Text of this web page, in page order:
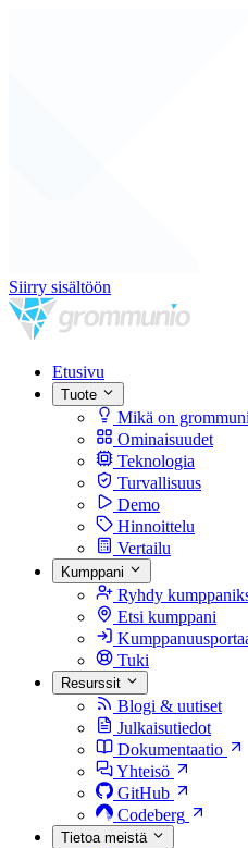
Siirry sisältöön
Etusivu
Tuote
Mikä on
Ominaisuudet
Teknologia
Turvallisuus
Demo
Hinnoittelu
Vertailu
Kumppani
Ryhdy
Etsi kumppani
Tuki
Resurssit
Blogi & uutiset
Julkaisutiedot
Dokumentaatio
Yhteisö
GitHub
Codeberg
Tietoa meistä